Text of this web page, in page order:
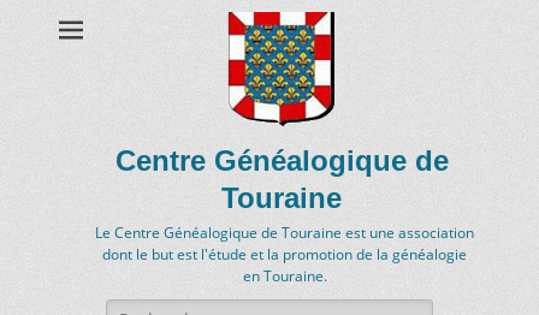
Centre Généalogique de
Touraine
Le Centre Généalogique de Touraine est une association
dont le but est l'étude et la promotion de la généalogie
en Touraine.